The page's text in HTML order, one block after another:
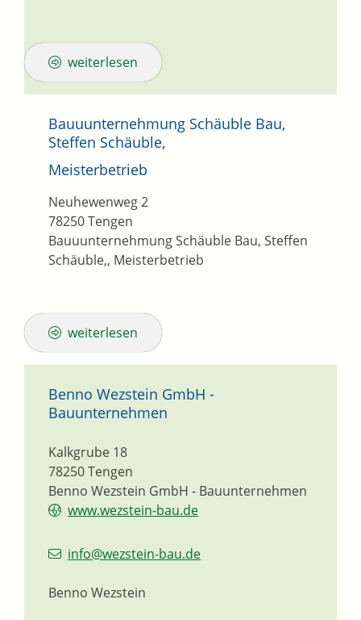
weiterlesen
Bauuunternehmung Schäuble Bau,
Steffen Schäuble,
Meisterbetrieb
Bauuunternehmung Schäuble Bau, Steffen
Schäuble,, Meisterbetrieb
Neuhewenweg 2
78250Tengen
weiterlesen
Benno Wezstein GmbH -
Bauunternehmen
Benno Wezstein GmbH - Bauunternehmen
Kalkgrube 18
78250Tengen
www.wezstein-bau.de
info@wezstein-bau.de
Benno Wezstein